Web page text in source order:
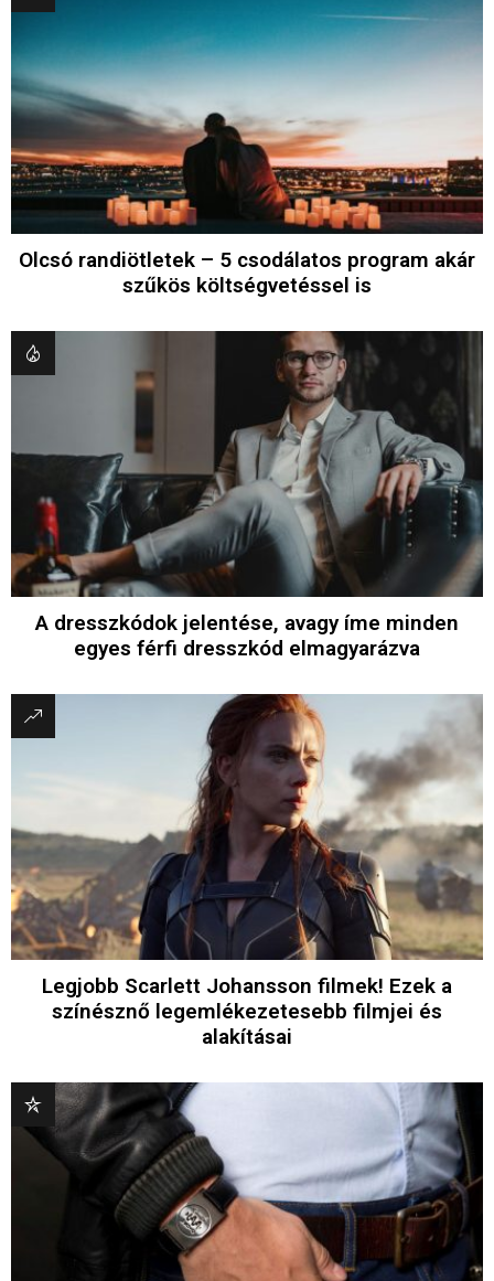
Olcsó randiötletek – 5 csodálatos program akár
szűkös költségvetéssel is
A dresszkódok jelentése, avagy íme minden
egyes férfi dresszkód elmagyarázva
Legjobb Scarlett Johansson filmek! Ezek a
színésznő legemlékezetesebb filmjei és
alakításai